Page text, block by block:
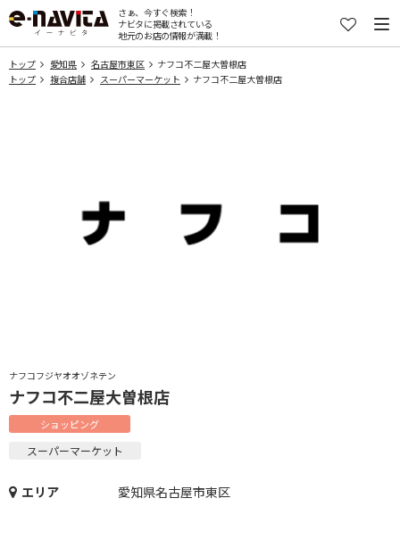
さぁ、今すぐ検索！
ナビタに掲載されている
地元のお店の情報が満載！
トップ 愛知県 名古屋市東区
ナフコ不二屋大曽根店
トップ
複合店舗 スーパーマーケット ナフコ不二屋大曽根店
ナフコフジヤオオゾネテン
ナフコ不二屋大曽根店
ショッピング
スーパーマーケット
エリア 愛知県名古屋市東区